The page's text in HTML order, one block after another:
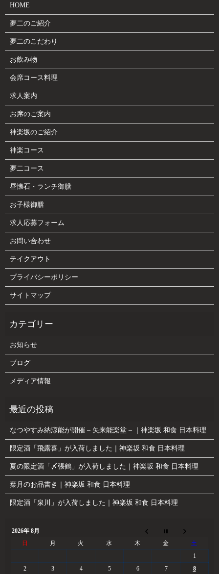
HOME
夢二のご紹介
夢二のこだわり
お飲み物
会席コース料理
求人案内
お席のご案内
神楽坂のご紹介
神楽コース
夢二コース
昼懐石・ランチ御膳
お子様御膳
求人応募フォーム
お問い合わせ
テイクアウト
プライバシーポリシー
サイトマップ
お知らせ
ブログ
メディア情報
なつやすみ納涼能が開催 – 矢来能楽堂 – ｜神楽坂 和食 日本料理
限定酒「飛露喜」が入荷しました｜神楽坂 和食 日本料理
夏の限定酒「〆張鶴」が入荷しました｜神楽坂 和食 日本料理
葉月のお品書き｜神楽坂 和食 日本料理
限定酒「泉川」が入荷しました｜神楽坂 和食 日本料理
2026年 8月
日
月 火 水 木 金
土
1
2
3 4 5 6 7 8